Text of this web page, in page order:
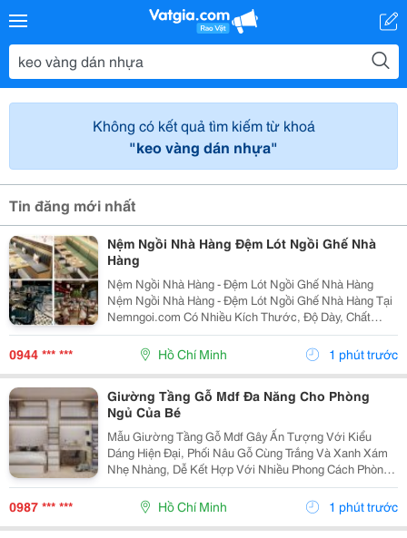
Không có kết quả tìm kiếm từ khoá
"keo vàng dán nhựa"
Tin đăng mới nhất
Nệm Ngồi Nhà Hàng Đệm Lót Ngồi Ghế Nhà
Hàng
Nệm Ngồi Nhà Hàng - Đệm Lót Ngồi Ghế Nhà Hàng
Nệm Ngồi Nhà Hàng - Đệm Lót Ngồi Ghế Nhà Hàng Tại
Nemngoi.com Có Nhiều Kích Thước, Độ Dày, Chất
Liệu, Màu Sắc Và Kiểu Dáng Để Lựa Chọn Theo Nhu
Cầu. Sản Phẩm Nhận Số Lượng Sỉ Lẻ, Đang Có Khuyến
Mãi, Ưu...
0944 *** *** Hồ Chí Minh 1 phút trước
Giường Tầng Gỗ Mdf Đa Năng Cho Phòng
Ngủ Của Bé
Mẫu Giường Tầng Gỗ Mdf Gây Ấn Tượng Với Kiểu
Dáng Hiện Đại, Phối Nâu Gỗ Cùng Trắng Và Xanh Xám
Nhẹ Nhàng, Dễ Kết Hợp Với Nhiều Phong Cách Phòng
Ngủ. Thiết Kế Tận Dụng Tốt Chiều Cao, Giúp Khu Vực
Nội Thất Trẻ Em Trở Nên Gọn Gàng Mà Vẫn Đảm Bảo
Đầy Đủ...
0987 *** *** Hồ Chí Minh 1 phút trước